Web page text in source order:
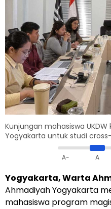
Kunjungan mahasiswa
Yogyakarta untuk studi
A- A
Yogyakarta, Warta
Ahmadiyah Yogyakarta
mahasiswa program